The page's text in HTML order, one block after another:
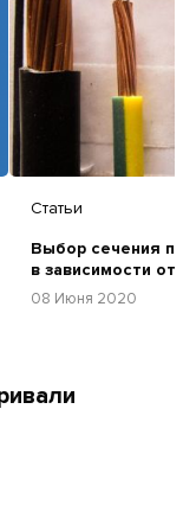
Статьи
Выбор сечения
в зависимости
08 Июня 2020